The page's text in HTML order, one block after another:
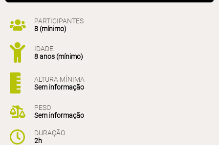
PARTICIPANTES
8 (mínimo)
IDADE
8 anos (mínimo)
ALTURA MÍNIMA
Sem informação
PESO
Sem informação
DURAÇÃO
2h